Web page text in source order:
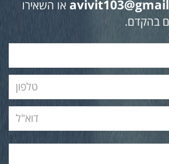
או השאירו
בהקדם.